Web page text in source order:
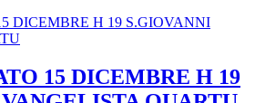
15 DICEMBRE H 19